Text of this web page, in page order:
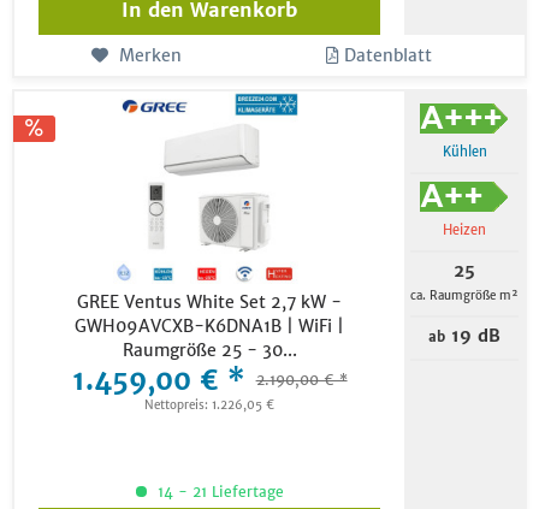
In den Warenkorb
Merken Datenblatt
GREE Ventus White Set 2,7 kW -
GWH09AVCXB-K6DNA1B | WiFi |
Raumgröße 25 - 30...
1.459,00 € * 2.190,00 € *
Nettopreis: 1.226,05 €
Kühlen
Heizen
25
ca. Raumgröße m²
ab 19 dB
14 - 21 Liefertage